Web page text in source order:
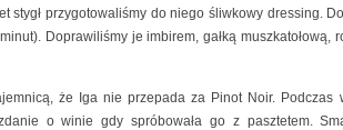
stygł przygotowaliśmy do niego śliwkowy dressing.
Doprawiliśmy je imbirem, gałką
że Iga nie przepada za Pinot Noir. Podczas
o winie gdy spróbowała go z pasztetem.